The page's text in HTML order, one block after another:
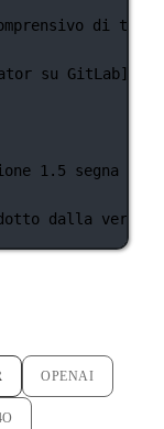
di
su
1.5 segna
dalla
OPENAI